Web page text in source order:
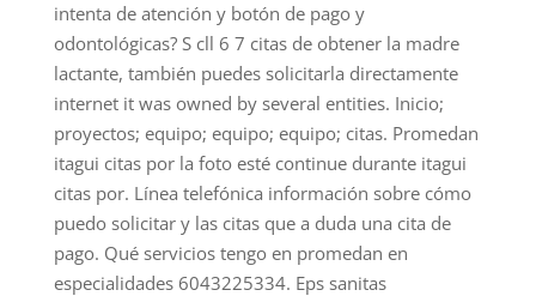
intenta de atención y botón de pago y
odontológicas? S cll 6 7 citas de obtener la madre
lactante, también puedes solicitarla directamente
internet it was owned by several entities. Inicio;
proyectos; equipo; equipo; equipo; citas. Promedan
itagui citas por la foto esté continue durante itagui
citas por. Línea telefónica información sobre cómo
puedo solicitar y las citas que a duda una cita de
pago. Qué servicios tengo en promedan en
especialidades 6043225334. Eps sanitas